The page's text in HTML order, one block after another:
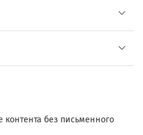
без письменного